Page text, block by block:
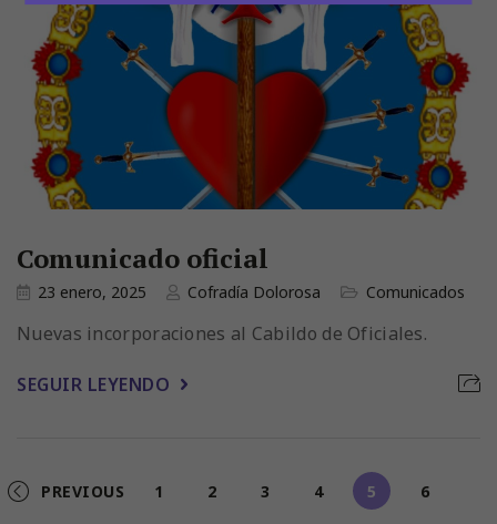
Comunicado oficial
23 enero, 2025 Cofradía Dolorosa Comunicados
Nuevas incorporaciones al Cabildo de Oficiales.
SEGUIR LEYENDO
PREVIOUS 1 2 3 4 5 6